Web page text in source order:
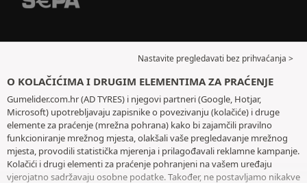
Nastavite pregledavati bez prihvaćanja >
O KOLAČIĆIMA I DRUGIM ELEMENTIMA ZA PRAĆENJE
Gumelider.com.hr (AD TYRES) i njegovi partneri (Google, Hotjar,
Microsoft) upotrebljavaju zapisnike o povezivanju (kolačiće) i druge
elemente za praćenje (mrežna pohrana) kako bi zajamčili pravilno
funkcioniranje mrežnog mjesta, olakšali vaše pregledavanje mrežnog
mjesta, provodili statistička mjerenja i prilagođavali reklamne kampanje.
Kolačići i drugi elementi za praćenje pohranjeni na vašem uređaju
vjerojatno sadržavaju osobne podatke. Također, ne postavljamo nikakve